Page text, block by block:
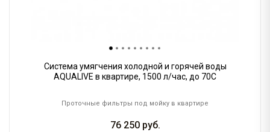
Система умягчения холодной и горячей воды
AQUALIVE в квартире, 1500 л/час, до 70С
Проточные фильтры под мойку в квартире
76 250руб.